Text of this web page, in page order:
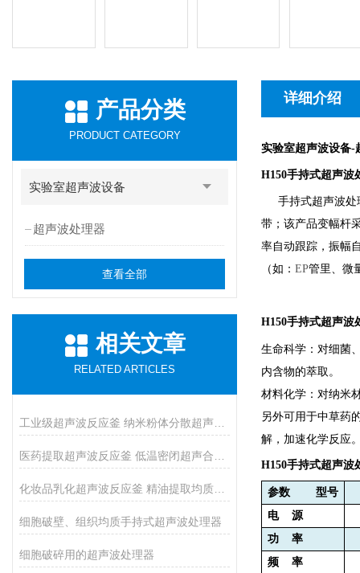
产品分类
PRODUCT CATEGORY
实验室超声波设备
超声波处理器
查看全部
相关文章
RELATED ARTICLES
细胞破壁、组织均质手持式超声波处理器
细胞破碎用的超声波处理器
详细介绍
实验室超声波设备-
H150手持式超声波
手持式超声波
带；该产品变幅杆
率自动跟踪，振幅
（如： EP管里、微
H150手持式超声波
生命科学：对细菌
内含物的萃取。
材料化学：对纳米
另外可用于中草药
解，加速化学反应
H150手持式超声波
参数
型号
电
源
功
率
频
率